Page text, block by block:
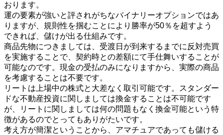
おります。
運の要素が強いと評されがちなバイナリーオプションではあ
りますが、規則性を掴むことにより勝率が50％を超すよう
できれば、儲けが出る仕組みです。
商品先物につきましては、受渡日が到来するまでに反対売買
を実施することで、契約時との差額にて手仕舞いすることが
可能なのです。現金の受払のみになりますから、実際の商品
を考慮することは不要です。
リートは上場中の株式と大差なく取引可能です。スタンダー
ドな不動産投資に関しましては換金することは不可能です
が、リートに関しましては何の問題もなく換金可能という特
徴があるのでとってもありがたいです。
考え方が簡潔ということから、アマチュアであっても儲ける